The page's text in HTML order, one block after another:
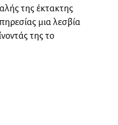
της έκτακτης
μια λεσβία
της το